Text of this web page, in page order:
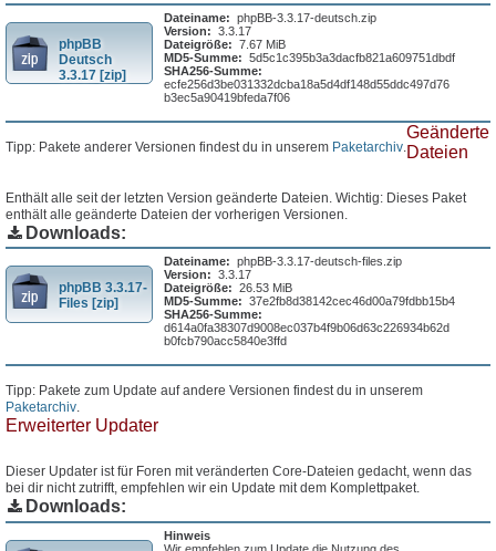
phpBB
Deutsch
3.3.17 [zip]
Dateiname: phpBB-3.3.17-deutsch.zip
Version: 3.3.17
Dateigröße: 7.67 MiB
MD5-Summe: 5d5c1c395b3a3dacfb821a609751dbdf
SHA256-Summe:
ecfe256d3be031332dcba18a5d4df148d55ddc497d76
b3ec5a90419bfeda7f06
Tipp: Pakete anderer Versionen findest du in unserem Paketarchiv.
Geänderte
Dateien
Enthält alle seit der letzten Version geänderte Dateien. Wichtig: Dieses Paket
enthält alle geänderte Dateien der vorherigen Versionen.
Downloads:
phpBB 3.3.17-
Files [zip]
Dateiname: phpBB-3.3.17-deutsch-files.zip
Version: 3.3.17
Dateigröße: 26.53 MiB
MD5-Summe: 37e2fb8d38142cec46d00a79fdbb15b4
SHA256-Summe:
d614a0fa38307d9008ec037b4f9b06d63c226934b62d
b0fcb790acc5840e3ffd
Tipp: Pakete zum Update auf andere Versionen findest du in unserem
Paketarchiv.
Erweiterter Updater
Dieser Updater ist für Foren mit veränderten Core-Dateien gedacht, wenn das
bei dir nicht zutrifft, empfehlen wir ein Update mit dem Komplettpaket.
Downloads:
Hinweis
Wir empfehlen zum Update die Nutzung des